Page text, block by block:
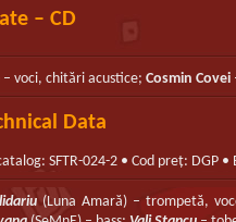
– CD
– voci, chitări acustice;Cosmin Covei
Data
SFTR-024-2 • Cod preț: DGP
(Luna Amară) – trompetă,